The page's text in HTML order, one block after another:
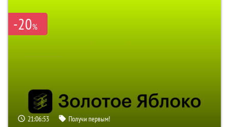
-20%
21:06:52 Получи первым!